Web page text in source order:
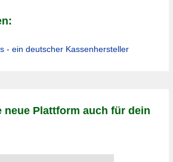
- ein deutscher Kassenhersteller
neue Plattform auch für dein